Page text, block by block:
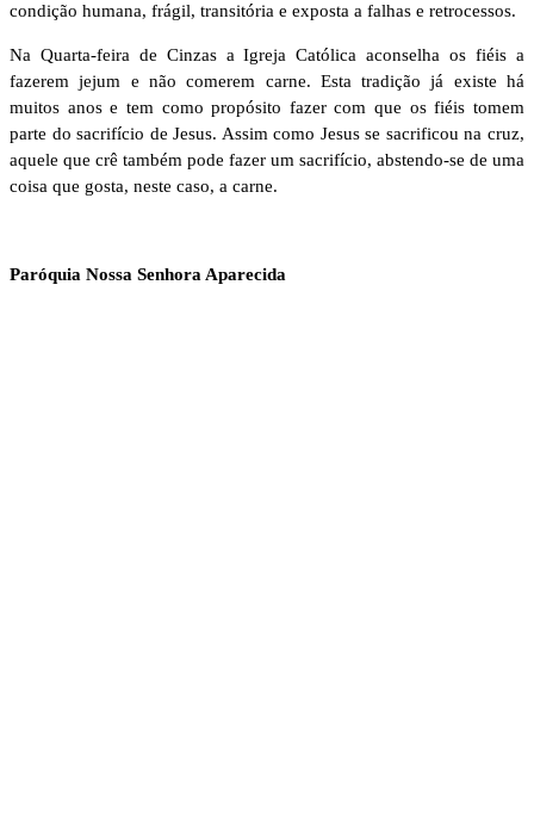
condição humana, frágil, transitória e exposta a falhas e retrocessos.
Na Quarta-feira de Cinzas a Igreja Católica aconselha os fiéis a
fazerem jejum e não comerem carne. Esta tradição já existe há
muitos anos e tem como propósito fazer com que os fiéis tomem
parte do sacrifício de Jesus. Assim como Jesus se sacrificou na cruz,
aquele que crê também pode fazer um sacrifício, abstendo-se de uma
coisa que gosta, neste caso, a carne.
Paróquia Nossa Senhora Aparecida